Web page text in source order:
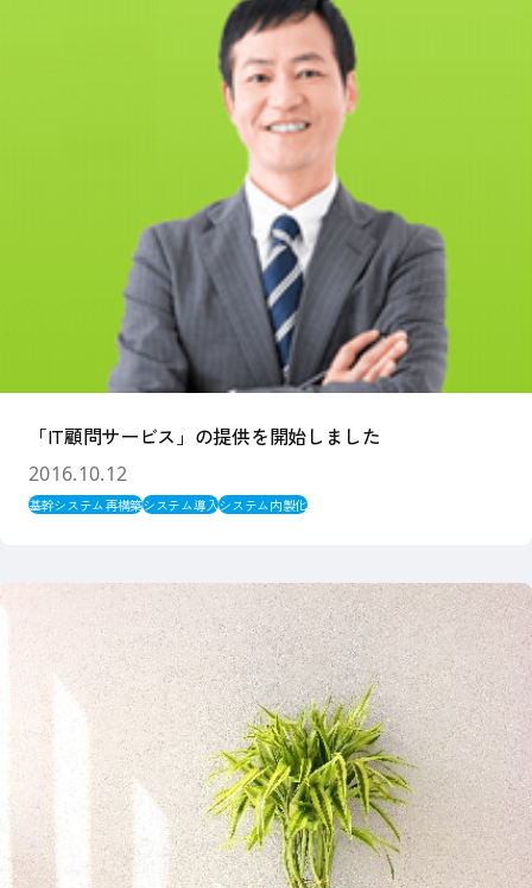
「IT顧問サービス」の提供を開始しました
2016.10.12
基幹システム再構築システム導入システム内製化